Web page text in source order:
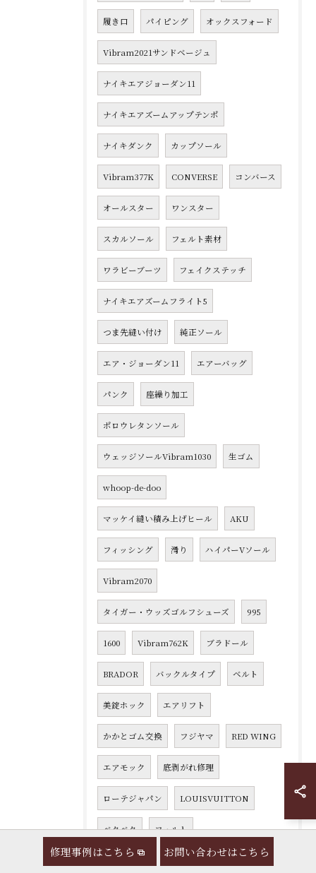
履き口 パイピング オックスフォード
Vibram2021サンドベージュ
ナイキエアジョーダン11
ナイキエアズームアップテンポ
ナイキダンク カップソール
Vibram377K CONVERSE コンバース
オールスター ワンスター
スカルソール フェルト素材
ワラビーブーツ フェイクステッチ
ナイキエアズームフライト5
つま先縫い付け 純正ソール
エア・ジョーダン11 エアーバッグ
パンク 座繰り加工
ポロウレタンソール
ウェッジソールVibram1030 生ゴム
whoop-de-doo
マッケイ縫い積み上げヒール AKU
フィッシング 滑り ハイパーVソール
Vibram2070
タイガー・ウッズゴルフシューズ 995
1600 Vibram762K ブラドール
BRADOR バックルタイプ ベルト
美錠ホック エアリフト
かかとゴム交換 フジヤマ RED WING
エアモック 底剥がれ修理
ローテジャパン LOUISVUITTON
ベタベタ フェルト
エルメネジルド ゼニア
修理事例はこちら お問い合わせはこちら